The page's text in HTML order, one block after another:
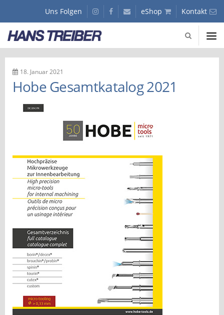
GmbH
Fachhandel
Präzisionswerkzeuge
Uns Folgen instagramfacebookKunden
Journal
eShop Kontakt
für
Präzisionswerkzeuge
18. Januar 2021
Hobe Gesamtkatalog 2021